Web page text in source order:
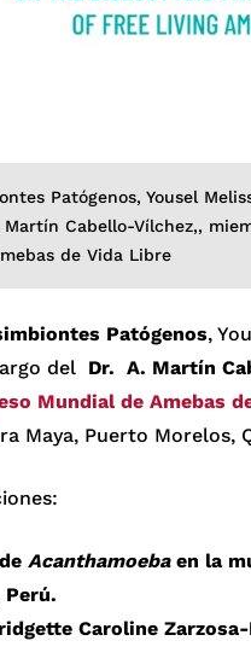
Patógenos, Yousel
Cabello-Vílchez,,
de Vida Libre
Patógenos,
del Dr. A. Martín
Mundial de Amebas
Maya, Puerto Morelos,
Acanthamoebaen la
Caroline